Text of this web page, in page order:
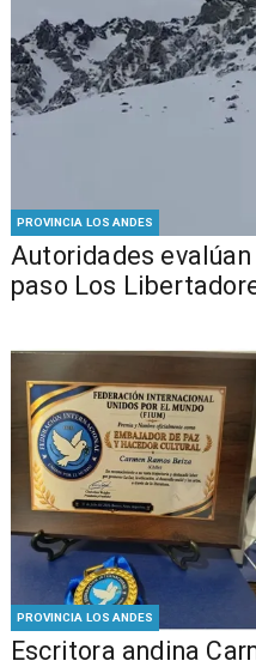
PROVINCIA LOS ANDES
​​Autoridades
paso Los
PROVINCIA LOS ANDES
Escritora andina